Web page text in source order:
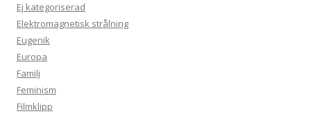
Ej kategoriserad
Elektromagnetisk strålning
Eugenik
Europa
Familj
Feminism
Filmklipp